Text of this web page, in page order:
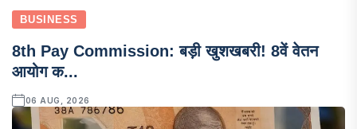
BUSINESS
8th Pay Commission: बड़ी खुशखबरी! 8वें वेतन
आयोग क...
06 AUG, 2026